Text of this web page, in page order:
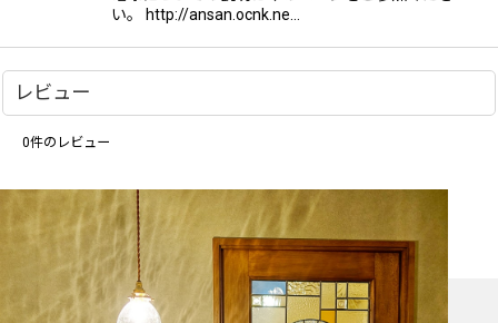
い。 http://ansan.ocnk.ne…
レビュー
0件のレビュー